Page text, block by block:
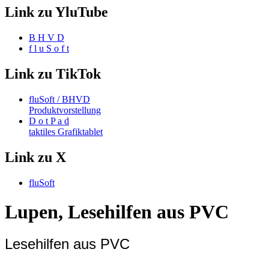
Link zu YluTube
B H V D
f l u S o f t
Link zu TikTok
fluSoft / BHVD
Produktvorstellung
D o t P a d
taktiles Grafiktablet
Link zu X
fluSoft
Lupen, Lesehilfen aus PVC
Lesehilfen aus PVC